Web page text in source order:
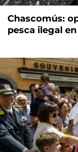
Chascomús:
pesca ilegal